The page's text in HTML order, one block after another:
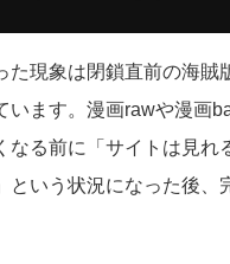
た現象は閉鎖直前の海賊
います。漫画rawや漫画
なる前に「サイトは見れ
という状況になった後、